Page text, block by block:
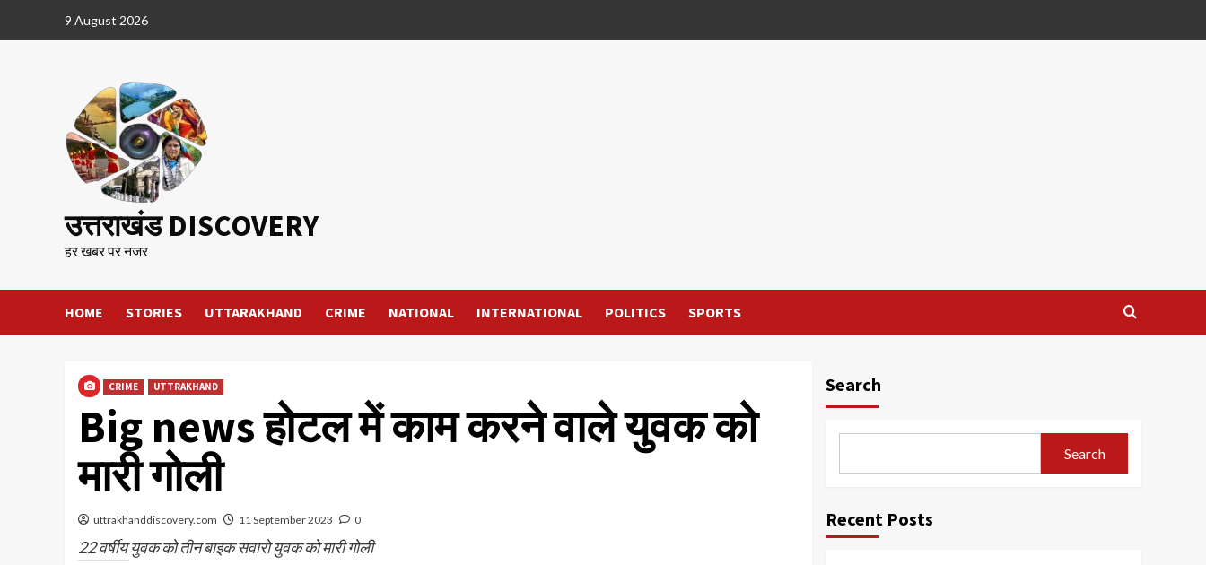
9 August 2026
उत्तराखंड DISCOVERY
हर खबर पर नजर
HOME STORIES UTTARAKHAND CRIME NATIONAL INTERNATIONAL POLITICS SPORTS
CRIME UTTRAKHAND
Big news होटल में काम करने वाले युवक को
मारी गोली
uttrakhanddiscovery.com 11 September 2023 0
22 वर्षीय युवक को तीन बाइक सवारो युवक को मारी गोली
Search
Search
Recent Posts